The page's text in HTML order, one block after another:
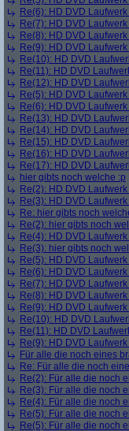
Re(6): HD DVD
Re(7): HD DVD
Re(8): HD DVD
Re(9): HD DVD
Re(10): HD DVD
Re(11): HD DVD
Re(12): HD DVD
Re(5): HD DVD
Re(6): HD DVD
Re(13): HD DVD
Re(14): HD DVD
Re(15): HD DVD
Re(16): HD DVD
Re(17): HD DVD
hier gibts noch welche :p
Re(2): HD DVD
Re(3): HD DVD
Re: hier gibts noch
Re(2): hier gibts noch
Re(4): HD DVD
Re(3): hier gibts noch
Re(5): HD DVD
Re(6): HD DVD
Re(7): HD DVD
Re(8): HD DVD
Re(9): HD DVD
Re(10): HD DVD
Re(11): HD DVD
Re(9): HD DVD
Für alle die noch eines
Re: Für alle die noch
Re(2): Für alle die noch
Re(3): Für alle die noch
Re(4): Für alle die noch
Re(5): Für alle die noch
Re(5): Für alle die noch